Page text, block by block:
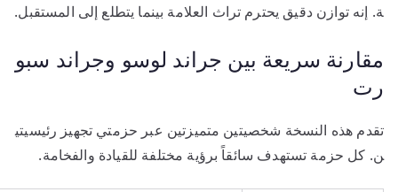
ة. إنه توازن دقيق يحترم تراث العلامة بينما يتطلع إلى المستقبل.
مقارنة سريعة بين جراند لوسو وجراند سبو
رت
تقدم هذه النسخة شخصيتين متميزتين عبر حزمتي تجهيز رئيسيتي
ن. كل حزمة تستهدف سائقاً برؤية مختلفة للقيادة والفخامة.